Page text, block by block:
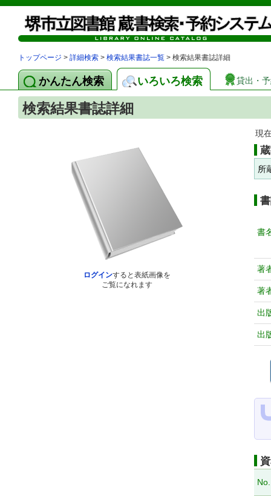
トップページ > 詳細検索 > 検索結果書誌一覧 > 検索結果書誌詳細
かんたん検索 いろいろ検索 貸出・
検索結果書誌詳細
ログインすると表紙画像を
ご覧になれます
現
所
書
著
著
出
出
No.